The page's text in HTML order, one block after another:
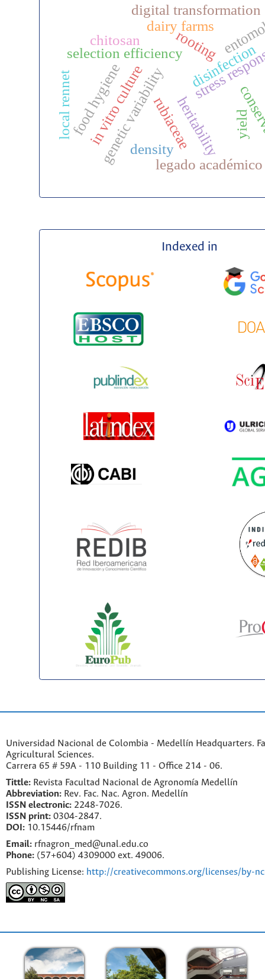
genetic variabilityheritability
selection efficiency stress
yield
disinfection
in vitro culture
rooting
rubiaceae
dairy farms
food hygiene
legado académico
local rennet
chitosan
digital transformation
density
Indexed in
Universidad Nacional de Colombia - Medellín Headquarters.
Agricultural Sciences.
Carrera 65 # 59A - 110 Building 11 - Office 214 - 06.
Tittle: Revista Facultad Nacional de Agronomía Medellín
Abbreviation: Rev. Fac. Nac. Agron. Medellín
ISSN electronic: 2248-7026.
ISSN print: 0304-2847.
DOI: 10.15446/rfnam
Email: rfnagron_med@unal.edu.co
Phone: (57+604) 4309000 ext. 49006.
Publishing License: http://creativecommons.org/licenses/by-